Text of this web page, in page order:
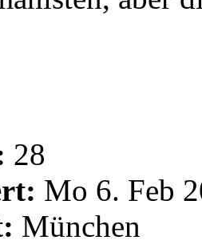
28
Mo 6. Feb
München